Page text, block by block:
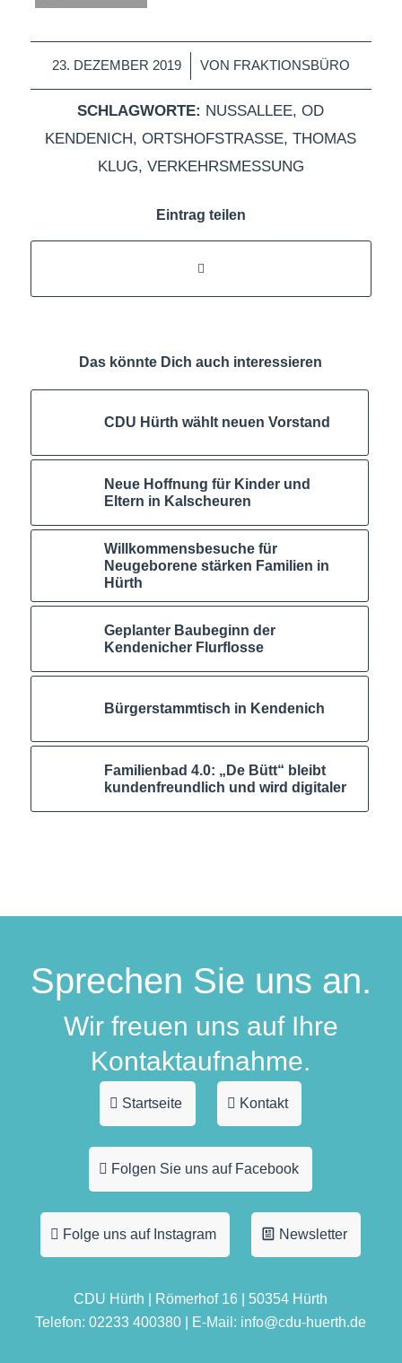
23. DEZEMBER 2019
/ VON FRAKTIONSBÜRO
SCHLAGWORTE: NUSSALLEE ,OD
KENDENICH,ORTSHOFSTRASSE ,THOMAS
KLUG, VERKEHRSMESSUNG
Eintrag teilen
Das könnte Dich auch interessieren
CDU Hürth wählt neuen Vorstand
Neue Hoffnung für Kinder und
Eltern in Kalscheuren
Willkommensbesuche für
Neugeborene stärken Familien in
Hürth
Geplanter Baubeginn der
Kendenicher Flurflosse
Bürgerstammtisch in Kendenich
Familienbad 4.0: „De Bütt“ bleibt
kundenfreundlich und wird digitaler
Sprechen Sie uns an.
Wir freuen uns auf Ihre
Kontaktaufnahme.
Startseite Kontakt
Folgen Sie uns auf Facebook
Folge uns auf Instagram Newsletter
CDU Hürth | Römerhof 16 | 50354 Hürth
Telefon: 02233 400380 | E-Mail: info@cdu-huerth.de